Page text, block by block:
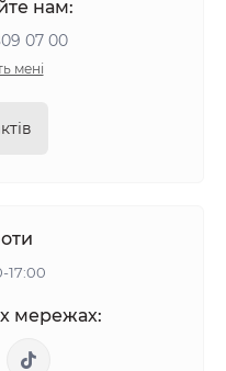
нам:
07 00
мені
17:00
мережах: